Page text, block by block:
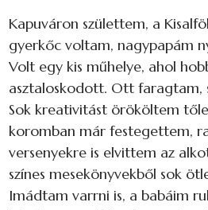
Kapuváron születtem, a
gyerkőc voltam, nagypapám
Volt egy kis műhelye, ahol
asztaloskodott. Ott faragtam,
Sok kreativitást örököltem
koromban már festegettem,
versenyekre is elvittem az
színes mesekönyvekből sok
Imádtam varrni is, a babáim